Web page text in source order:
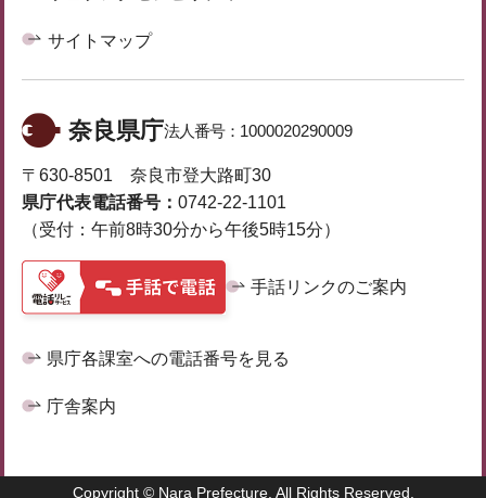
サイトマップ
奈良県庁法人番号： 1000020290009
〒630-8501 奈良市登大路町30
県庁代表電話番号： 0742-22-1101
（受付：午前8時30分から午後5時15分）
手話リンクのご案内
県庁各課室への電話番号を見る
庁舎案内
Copyright © Nara Prefecture. All Rights Reserved.